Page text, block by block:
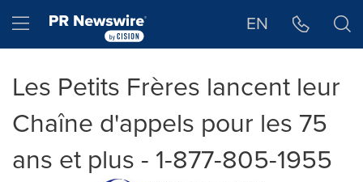
Hamburger menu EN
Les Petits Frères lancent leur
Chaîne d'appels pour les 75
ans et plus - 1-877-805-1955